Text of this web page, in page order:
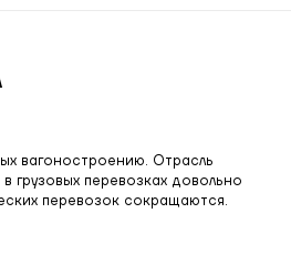
вагоностроению. Отрасль
грузовых перевозках довольно
перевозок сокращаются.